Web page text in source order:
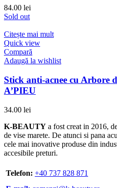
84.00 lei
Sold out
Citește mai mult
Quick view
Compară
Adaugă la wishlist
Stick anti-acnee cu Arbore
A’PIEU
34.00 lei
K-BEAUTY a fost creat in 2016,
de vise marete. De atunci si pana
cele mai inovative produse din
accesibile preturi.
Telefon: +40 737 828 871